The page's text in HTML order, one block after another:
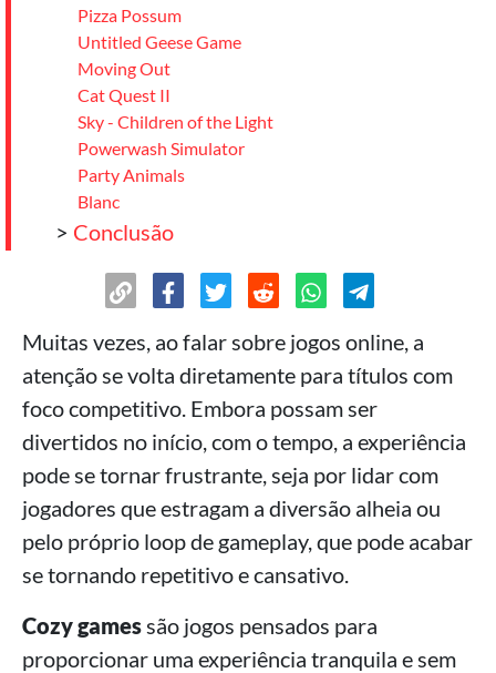
Pizza Possum
Untitled Geese Game
Moving Out
Cat Quest II
Sky - Children of the Light
Powerwash Simulator
Party Animals
Blanc
> Conclusão
Muitas vezes, ao falar sobre jogos online, a
atenção se volta diretamente para títulos com
foco competitivo. Embora possam ser
divertidos no início, com o tempo, a experiência
pode se tornar frustrante, seja por lidar com
jogadores que estragam a diversão alheia ou
pelo próprio loop de gameplay, que pode acabar
se tornando repetitivo e cansativo.
Cozy gamessão jogos pensados para
proporcionar uma experiência tranquila e sem